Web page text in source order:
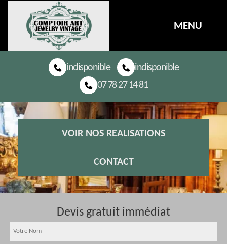
MENU
indisponible
indisponible
07 78 27 14 81
VOIR NOS REALISATIONS
CONTACT
Devis gratuit immédiat